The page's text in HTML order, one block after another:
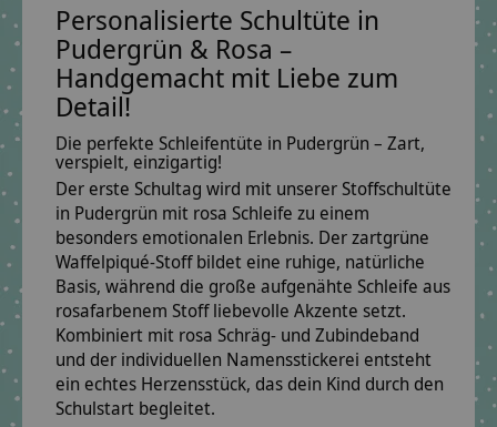
Personalisierte Schultüte in
Pudergrün & Rosa –
Handgemacht mit Liebe zum
Detail!
Die perfekte Schleifentüte in Pudergrün – Zart,
verspielt, einzigartig!
Der erste Schultag wird mit unsererStoffschultüte
in Pudergrün mit rosa Schleife zu einem
besonders emotionalen Erlebnis. Der zartgrüne
Waffelpiqué-Stoffbildet eine ruhige, natürliche
Basis, während die große aufgenähte Schleife aus
rosafarbenem Stoffliebevolle Akzente setzt.
Kombiniert mit rosa Schräg- und Zubindeband
und der individuellen Namensstickerei entsteht
ein echtes Herzensstück, das dein Kind durch den
Schulstart begleitet.